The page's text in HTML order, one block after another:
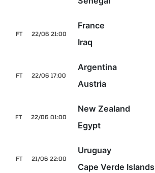
22/06 21:00
FT
France
Iraq
22/06 17:00
FT
Argentina
Austria
22/06 01:00
FT
New Zealand
Egypt
21/06 22:00
FT
Uruguay
Cape Verde Islands